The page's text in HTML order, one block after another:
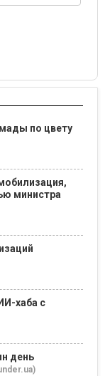
по цвету
министра
хаба с
день